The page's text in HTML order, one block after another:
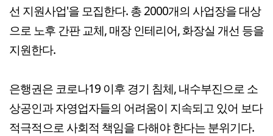
선 지원사업'을 모집한다. 총 2000개의 사업장을 대상
으로 노후 간판 교체, 매장 인테리어, 화장실 개선 등을
지원한다.
은행권은 코로나19 이후 경기 침체, 내수부진으로 소
상공인과 자영업자들의 어려움이 지속되고 있어 보다
적극적으로 사회적 책임을 다해야 한다는 분위기다.